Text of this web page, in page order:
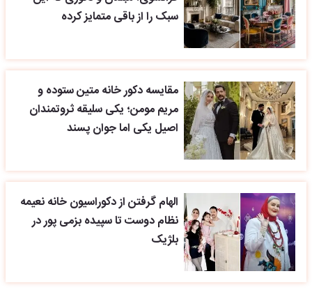
سبک را از باقی متمایز کرده
مقایسه دکور خانه متین ستوده و
مریم مومن؛ یکی سلیقه ثروتمندان
اصیل یکی اما جوان پسند
الهام گرفتن از دکوراسیون خانه نعیمه
نظام دوست تا سپیده بزمی پور در
بلژیک